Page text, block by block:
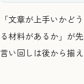
「文章が上手いかど
る材料があるか」が
言い回しは後から揃え